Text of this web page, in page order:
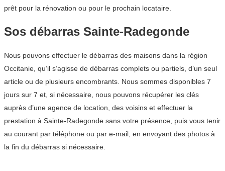
prêt pour la rénovation ou pour le prochain locataire.
Sos débarras Sainte-Radegonde
Nous pouvons effectuer le débarras des maisons dans la région
Occitanie, qu’il s’agisse de débarras complets ou partiels, d’un seul
article ou de plusieurs encombrants. Nous sommes disponibles 7
jours sur 7 et, si nécessaire, nous pouvons récupérer les clés
auprès d’une agence de location, des voisins et effectuer la
prestation à Sainte-Radegonde sans votre présence, puis vous tenir
au courant par téléphone ou par e-mail, en envoyant des photos à
la fin du débarras si nécessaire.